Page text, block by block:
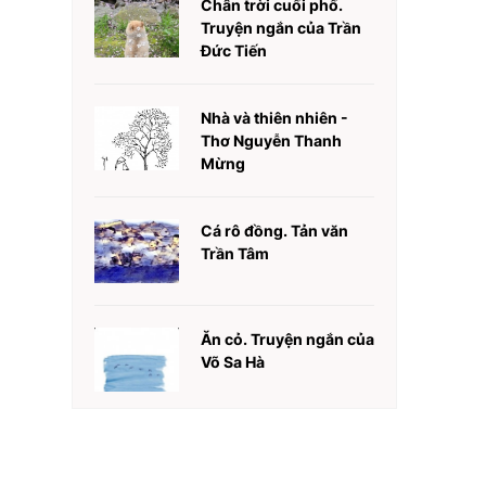
Chân trời cuối phố.
Truyện ngắn của Trần
Đức Tiến
Nhà và thiên nhiên -
Thơ Nguyễn Thanh
Mừng
Cá rô đồng. Tản văn
Trần Tâm
Ăn cỏ. Truyện ngắn của
Võ Sa Hà